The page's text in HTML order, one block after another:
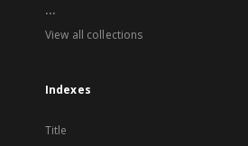
...
View all collections
Indexes
Title